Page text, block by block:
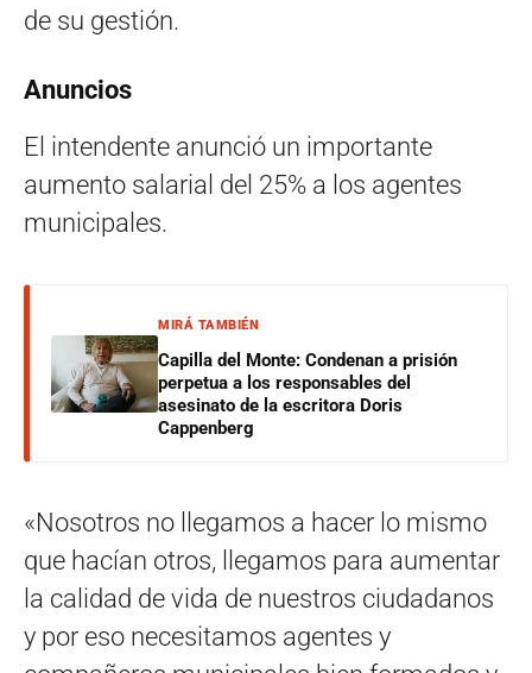
de su gestión.
Anuncios
El intendente anunció un importante
aumento salarial del 25% a los agentes
municipales.
MIRÁ TAMBIÉN
Capilla del Monte: Condenan a prisión
perpetua a los responsables del
asesinato de la escritora Doris
Cappenberg
«Nosotros no llegamos a hacer lo mismo
que hacían otros, llegamos para aumentar
la calidad de vida de nuestros ciudadanos
y por eso necesitamos agentes y